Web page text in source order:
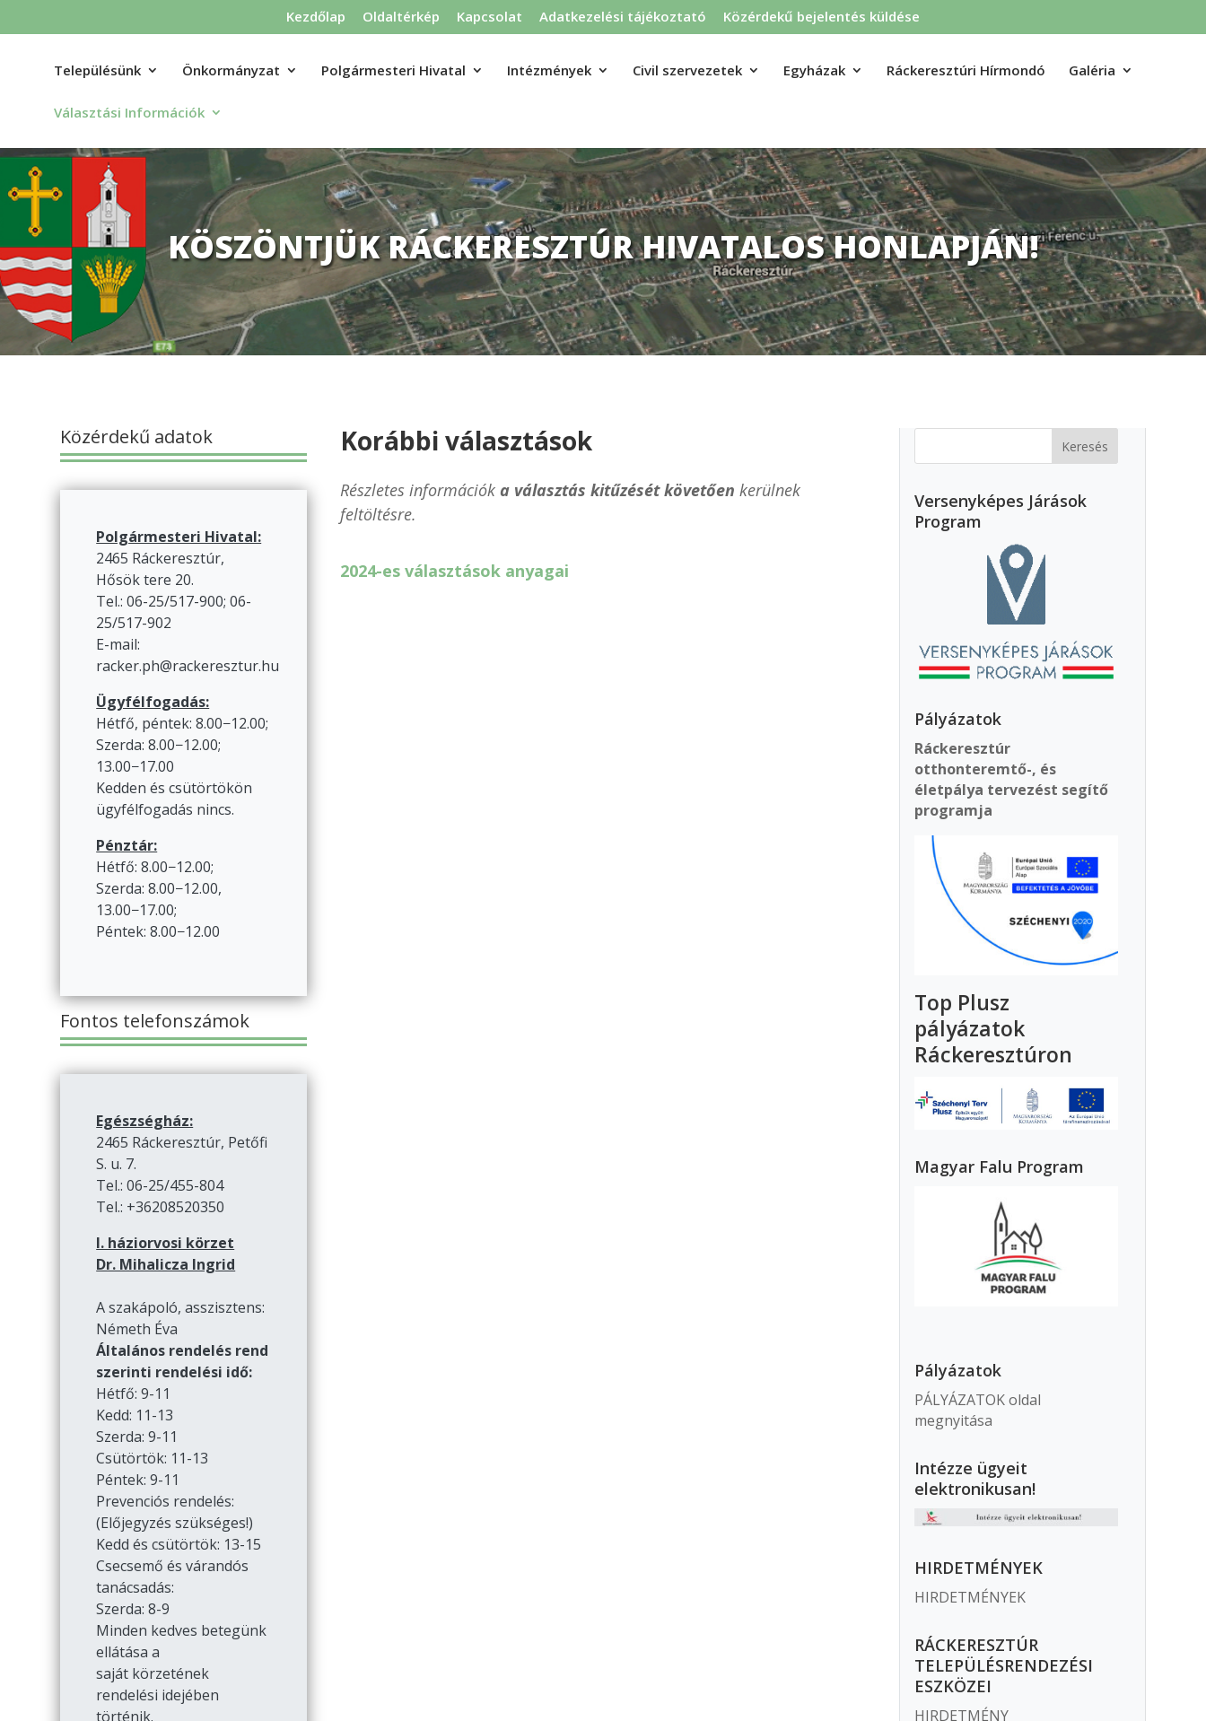
Kezdőlap Oldaltérkép Kapcsolat Adatkezelési tájékoztató Közérdekű bejelentés küldése
Településünk Önkormányzat Polgármesteri Hivatal Intézmények Civil szervezetek Egyházak Ráckeresztúri Hírmondó Galéria
Választási Információk
KÖSZÖNTJÜK RÁCKERESZTÚR HIVATALOS HONLAPJÁN!
Közérdekű adatok
Polgármesteri Hivatal:
2465 Ráckeresztúr,
Hősök tere 20.
Tel.: 06-25/517-900; 06-
25/517-902
E-mail:
racker.ph@rackeresztur.hu
Ügyfélfogadás:
Hétfő, péntek: 8.00−12.00;
Szerda: 8.00−12.00;
13.00−17.00
Kedden és csütörtökön
ügyfélfogadás nincs.
Pénztár:
Hétfő: 8.00−12.00;
Szerda: 8.00−12.00,
13.00−17.00;
Péntek: 8.00−12.00
Fontos telefonszámok
Egészségház:
2465 Ráckeresztúr, Petőfi
S. u. 7.
Tel.: 06-25/455-804
Tel.: +36208520350
I. háziorvosi körzet
Dr. Mihalicza Ingrid
A szakápoló, asszisztens:
Németh Éva
Általános rendelés rend
szerinti rendelési idő:
Hétfő: 9-11
Kedd: 11-13
Szerda: 9-11
Csütörtök: 11-13
Péntek: 9-11
Prevenciós rendelés:
(Előjegyzés szükséges!)
Kedd és csütörtök: 13-15
Csecsemő és várandós
tanácsadás:
Szerda: 8-9
Minden kedves betegünk
ellátása a
saját körzetének
rendelési idejében
történik.
Korábbi választások
Részletes információk a választás kitűzését követően kerülnek
feltöltésre.
2024-es választások anyagai
Versenyképes Járások
Program
Pályázatok
Ráckeresztúr
otthonteremtő-, és
életpálya tervezést segítő
programja
Top Plusz
pályázatok
Ráckeresztúron
Magyar Falu Program
Pályázatok
PÁLYÁZATOK oldal
megnyitása
Intézze ügyeit
elektronikusan!
HIRDETMÉNYEK
HIRDETMÉNYEK
RÁCKERESZTÚR
TELEPÜLÉSRENDEZÉSI
ESZKÖZEI
HIRDETMÉNY